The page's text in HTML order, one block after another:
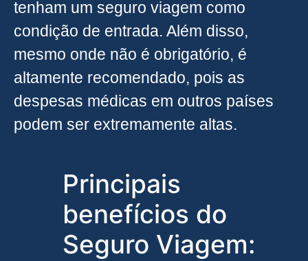
tenham um seguro viagem como
condição de entrada. Além disso,
mesmo onde não é obrigatório, é
altamente recomendado, pois as
despesas médicas em outros países
podem ser extremamente altas.
Principais
benefícios do
Seguro Viagem: